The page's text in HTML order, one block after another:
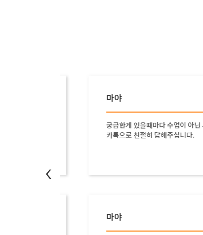
궁금한게 있을때마다 수업이 아닌 시간에도
카톡으로 친절히 답해주십니다.
<